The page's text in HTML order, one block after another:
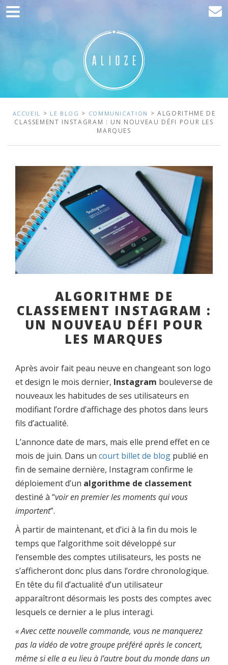
Accueil
Développement web
Acquisition de trafic
Clients
ACCUEIL > LE BLOG > COMMUNICATION > ALGORITHME DE
CLASSEMENT INSTAGRAM : UN NOUVEAU DÉFI POUR LES
MARQUES
ALGORITHME DE
CLASSEMENT INSTAGRAM :
UN NOUVEAU DÉFI POUR
LES MARQUES
Après avoir fait peau neuve en changeant son logo
et design le mois dernier, Instagram bouleverse de
nouveaux les habitudes de ses utilisateurs en
modifiant l’ordre d’affichage des photos dans leurs
fils d’actualité.
L’annonce date de mars, mais elle prend effet en ce
mois de juin. Dans un court billet de blog publié en
fin de semaine dernière, Instagram confirme le
déploiement d’un algorithme de classement
destiné à “voir en premier les moments qui vous
importent”.
À partir de maintenant, et d’ici à la fin du mois le
temps que l’algorithme soit développé sur
l’ensemble des comptes utilisateurs, les posts ne
s’afficheront donc plus dans l’ordre chronologique.
En tête du fil d’actualité d’un utilisateur
apparaîtront désormais les posts des comptes avec
lesquels ce dernier a le plus interagi.
« Avec cette nouvelle commande, vous ne manquerez
pas la vidéo de votre groupe préféré après le concert,
même si elle a eu lieu à l’autre bout du monde dans un